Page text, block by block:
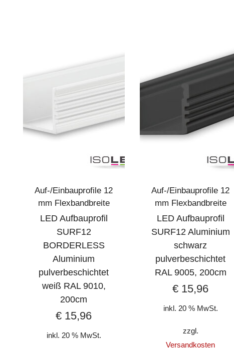
Auf-/Einbauprofile 12
mm Flexbandbreite
LED Aufbauprofil
SURF12
BORDERLESS
Aluminium
pulverbeschichtet
weiß RAL 9010,
200cm
€ 15,96
inkl. 20 % MwSt.
Auf-/Einbauprofile 12
mm Flexbandbreite
LED Aufbauprofil
SURF12 Aluminium
schwarz
pulverbeschichtet
RAL 9005, 200cm
€ 15,96
inkl. 20 % MwSt.
zzgl.
Versandkosten